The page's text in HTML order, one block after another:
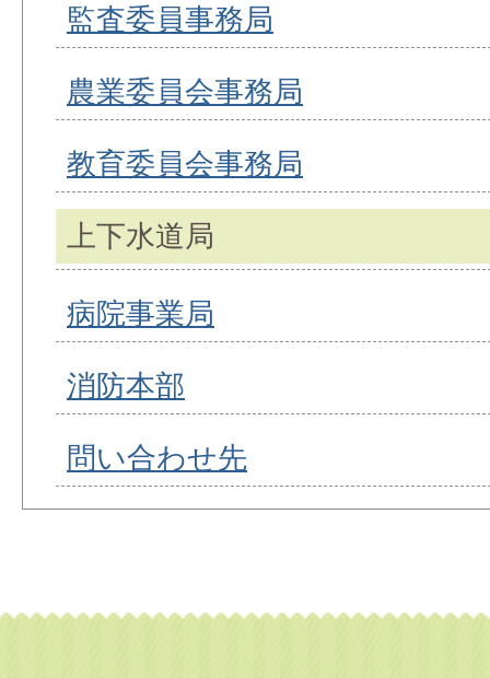
監査委員事務局
農業委員会事務局
教育委員会事務局
上下水道局
病院事業局
消防本部
問い合わせ先